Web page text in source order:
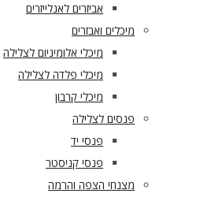
אביזרים לאנלייזרים
מיכלים ואבזרים
מיכלי אלומיניום לצלילה
מיכלי פלדה לצלילה
מיכלי קרבון
פנסים לצלילה
פנסי יד
פנסי קניסטר
מצנחי הצפה והרמה